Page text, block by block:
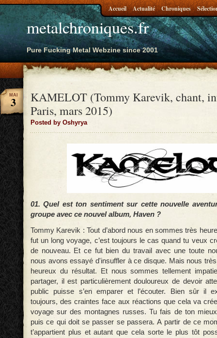
metalchroniques.fr
Pure Fucking Metal Webzine since 2001
Accueil Actualité Chroniques
KAMELOT (Tommy Karevik, chant,
Paris, mars 2015)
Posted by Oshyrya
MAI
3
01. Quel est ton sentiment sur cette nouvelle
groupe avec ce nouvel album, Haven ?
Tommy Karevik : Tout d’abord nous en sommes très
fut un long voyage, c’est toujours le cas quand tu veux
de nouveau. Et ce fut bien du travail avec une toute
nous avons essayé d'insuffler à ce disque. Mais nous
heureux du résultat. Et nous sommes tellement
partager, il est particulièrement douloureux de devoir
public puisse s’en emparer et l’écouter. Bien sûr il
toujours, des craintes face aux réactions que cela va
voyage sur des montagnes russes. Tu fais de ton
puis ce qui doit se passer se passera. A partir de ce
t’appartient plus et autant que cela sorte le plus tôt